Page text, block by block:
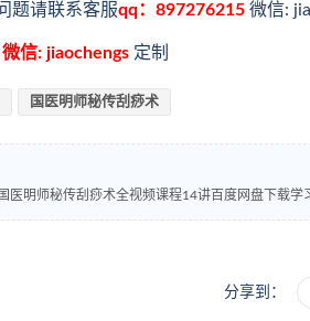
题请联系客服qq：897276215 微信:
微信: jiaochengs 定制
国医明师‮传秘‬刮痧术
杨茜芸经卫刮痧实战班60余种‮症病‬调理方案国医明师‮传秘‬刮痧术全视频课程14讲百度网盘下载
分享到：